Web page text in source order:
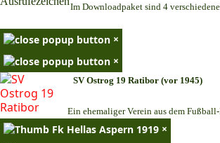
Im Downloadpaket sind 4
×
×
SV Ostrog 19 Ratibor (vor 1945)
Ein ehemaliger Verein aus dem
×